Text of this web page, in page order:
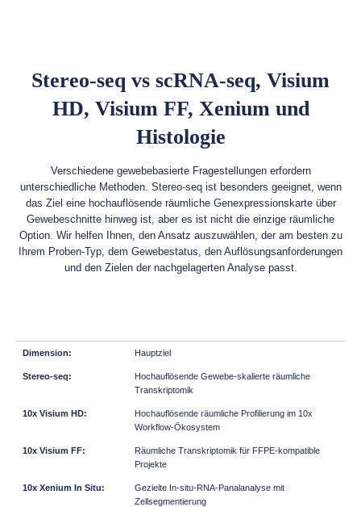
Stereo-seq vs scRNA-seq, Visium
HD, Visium FF, Xenium und
Histologie
Verschiedene gewebebasierte Fragestellungen erfordern
unterschiedliche Methoden. Stereo-seq ist besonders geeignet, wenn
das Ziel eine hochauflösende räumliche Genexpressionskarte über
Gewebeschnitte hinweg ist, aber es ist nicht die einzige räumliche
Option. Wir helfen Ihnen, den Ansatz auszuwählen, der am besten zu
Ihrem Proben-Typ, dem Gewebestatus, den Auflösungsanforderungen
und den Zielen der nachgelagerten Analyse passt.
Hauptziel
Hochauflösende Gewebe-skalierte räumliche
Transkriptomik
Hochauflösende räumliche Profilierung im 10x
Workflow-Ökosystem
Räumliche Transkriptomik für FFPE-kompatible
Projekte
Gezielte In-situ-RNA-Panalanalyse mit
Zellsegmentierung